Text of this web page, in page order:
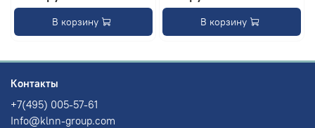
В корзину В корзину
Контакты
+7(495) 005-57-61
Info@klnn-group.com